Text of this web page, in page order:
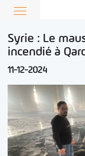
Syrie : Le
incendié à
11-12-2024